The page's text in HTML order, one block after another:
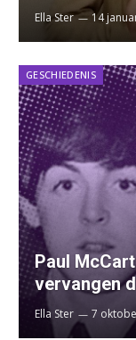
Ella Ster 14
GESCHIEDENIS
Paul
vervangen
Ella Ster 7